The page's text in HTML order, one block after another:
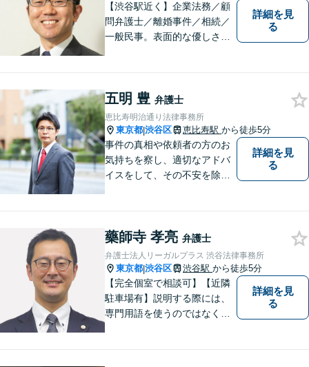
【渋谷駅近く】企業法務／顧
問弁護士／離婚事件／相続／
一般民事。表面的な優しさだ
をしております。お気軽にご
相談ください。
詳細を見
る
五明 豊 弁護士
恵比寿明治通り法律事務所
東京都|渋谷区 恵比寿駅 から徒歩5分
事件の真相や依頼者の方のお
気持ちを察し、適切なアドバ
イスをして、その不安を除去
詳細を見
る
藥師寺 孝亮 弁護士
弁護士法人リーガルプラス 渋谷法律事務所
東京都|渋谷区 渋谷駅 から徒歩5分
【完全個室で相談可】【近隣
駐車場有】説明する際には、
専門用語を使うのではなく、
詳細を見
る